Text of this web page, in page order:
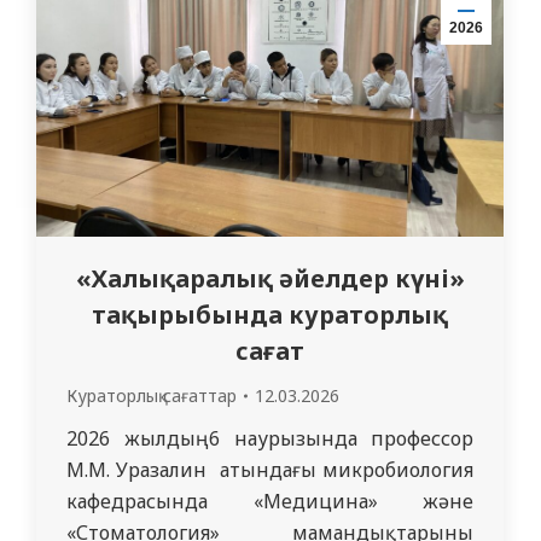
келді. Олар…
2026
«Халықаралық әйелдер күні»
тақырыбында кураторлық
сағат
Кураторлық сағаттар 12.03.2026
2026 жылдың 6 наурызында профессор
М.М. Уразалин атындағы микробиология
кафедрасында «Медицина» және
«Стоматология» мамандықтарының